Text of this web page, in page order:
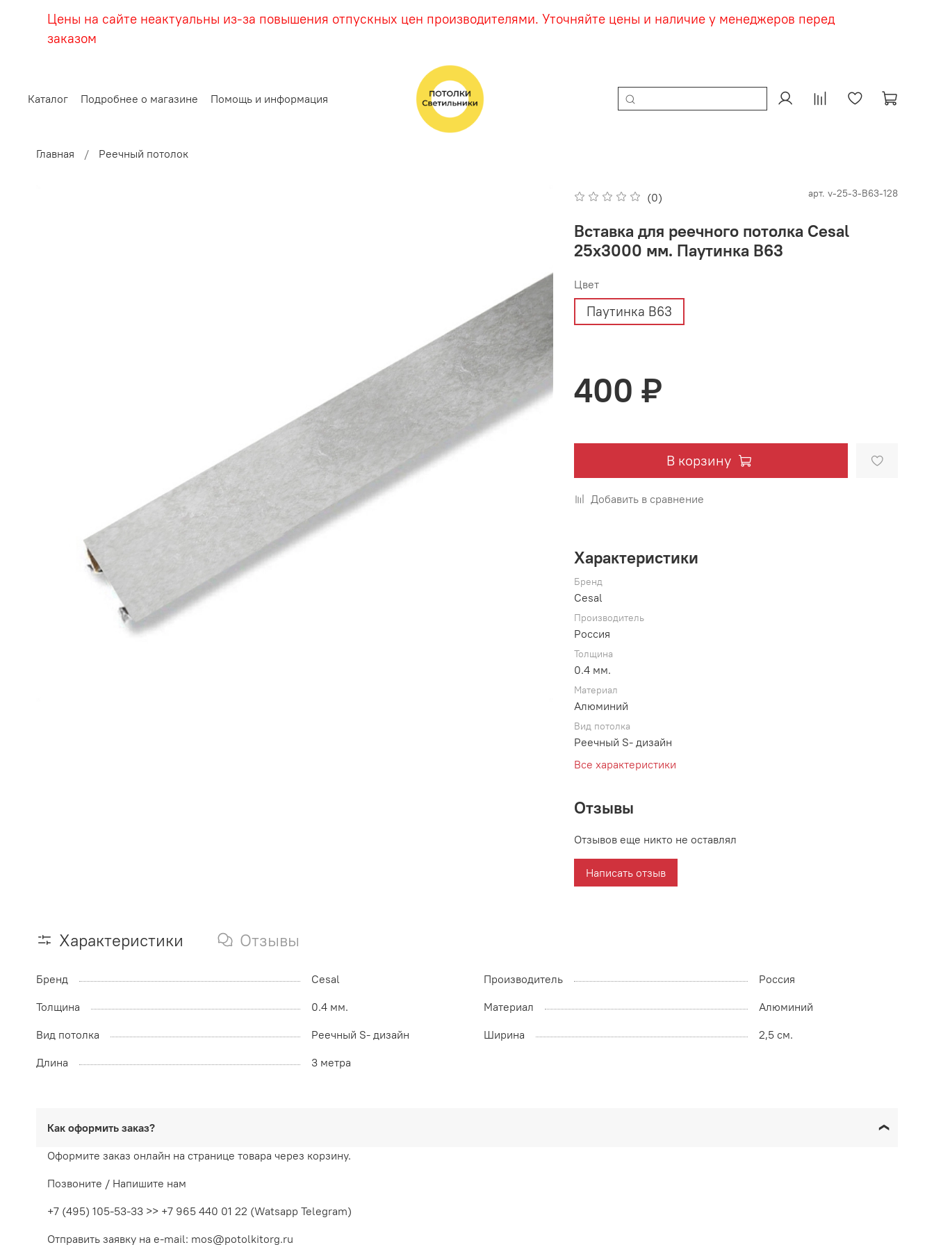
Цены на сайте неактуальны из-за повышения отпускных цен производителями. Уточняйте цены и наличие у менеджеров перед
заказом
Каталог Подробнее о магазине Помощь и информация
Главная Реечный потолок
(0) арт. v-25-3-В63-128
Вставка для реечного потолка Cesal
25х3000 мм. Паутинка В63
Цвет
Паутинка В63
400 ₽
В корзину
Добавить в сравнение
Характеристики
Бренд
Cesal
Производитель
Россия
Толщина
0.4 мм.
Материал
Алюминий
Вид потолка
Реечный S- дизайн
Все характеристики
Отзывы
Отзывов еще никто не оставлял
Написать отзыв
Характеристики Отзывы
Бренд Cesal Производитель
Россия
Толщина
0.4 мм. Материал
Алюминий
Вид потолка
Реечный S- дизайн Ширина
2,5 см.
Длина
3 метра
Как оформить заказ?
Оформите заказ онлайн на странице товара через корзину.
Позвоните / Напишите нам
+7 (495) 105-53-33 >> +7 965 440 01 22 (Watsapp Telegram)
Отправить заявку на e-mail: mos@potolkitorg.ru